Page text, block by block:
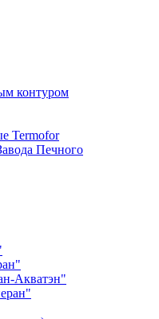
контуром
Termofor
Печного
Акватэн"